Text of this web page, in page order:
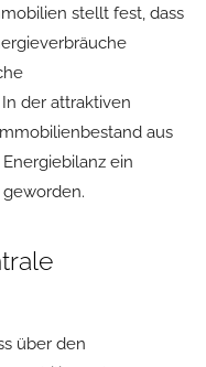
stellt fest, dass
der attraktiven
aus
ein
über den